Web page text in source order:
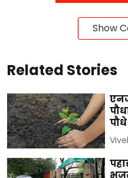
Show
Related Stories